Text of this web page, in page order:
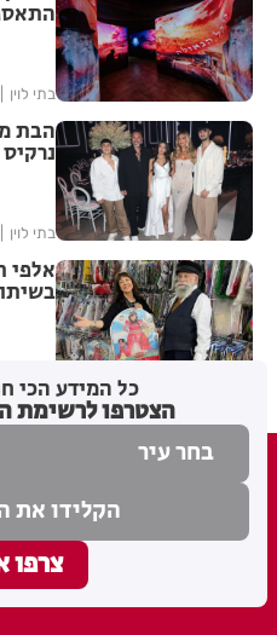
בתי לוין
הבת
בתי לוין
אלפי
כל המידע הכי
הצטרפו לרשימת